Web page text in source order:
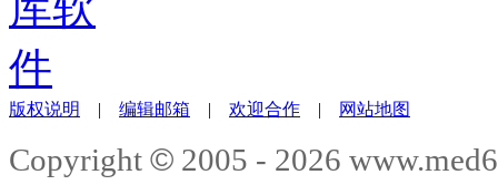
版权说明 编辑邮箱 欢迎合作 网站地图
Copyright © 2005 - 2026